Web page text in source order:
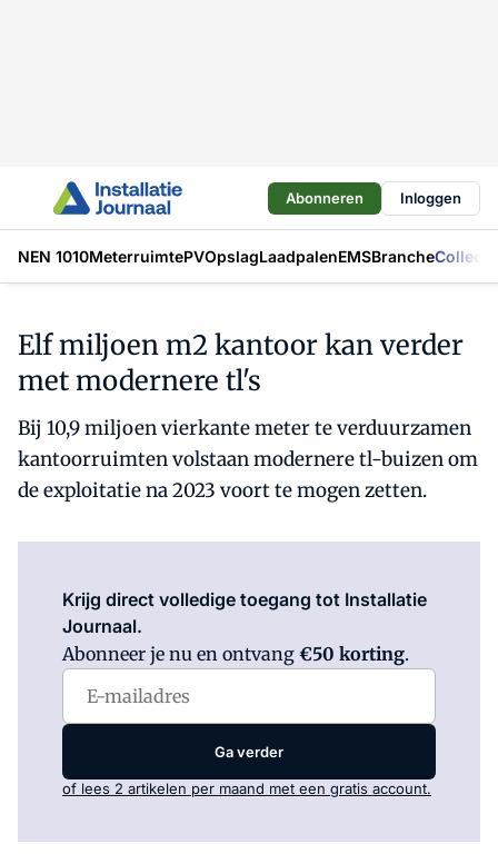
Abonneren Inloggen
NEN 1010MeterruimtePVOpslagLaadpalenEMSBranche
Elf miljoen m2 kantoor kan verder
met modernere tl's
Bij 10,9 miljoen vierkante meter te verduurzamen
kantoorruimten volstaan modernere tl-buizen om
de exploitatie na 2023 voort te mogen zetten.
Krijg direct volledige toegang tot Installatie
Journaal.
Abonneer je nu en ontvang €50 korting.
Ga verder
of lees 2 artikelen per maand met een gratis account.